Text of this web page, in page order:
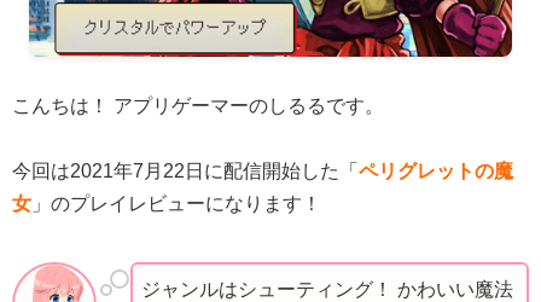
こんちは！ アプリゲーマーのしるるです。
今回は2021年7月22日に配信開始した「 ペリグレットの魔
女 」のプレイレビューになります！
ジャンルはシューティング！ かわいい魔法